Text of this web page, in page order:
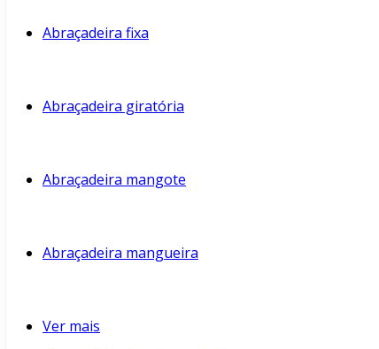
Abraçadeira fixa
Abraçadeira giratória
Abraçadeira mangote
Abraçadeira mangueira
Ver mais